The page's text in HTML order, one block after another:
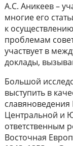
А.С. Аникеев –
многие его
к
проблемам
участвует в
доклады,
Большой
выступить в
Центральной и
ответственным
Восточная